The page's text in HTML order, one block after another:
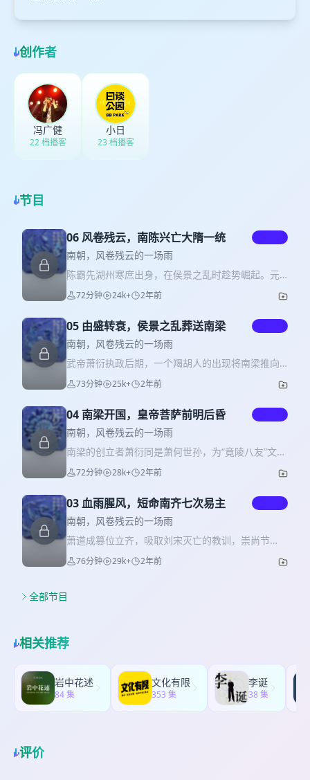
创作者
冯广健
22 档播客
小日
23 档播客
节目
06 风卷残云，南陈兴亡大隋一统
南朝，风卷残云的一场雨
陈霸先湖州寒庶出身，在侯景之乱时趁势崛起。元
帝萧绎死后，王僧辩屈事北齐，立萧渊明为帝，陈
霸先密谋杀王僧辩，废萧渊明后 拥立萧方智为帝。
平定各路叛乱后再逼萧方智禅位，陈霸先称帝，国
号陈，三年后病逝，传位于其弟陈蒨。后陈蒨将其
子陈伯宗托孤于陈顼，陈顼因权势日增遭到疑忌，
遂篡位，是为陈宣帝。 太建五年（573年），陈顼
派大将吴明彻北伐，大败齐军，收复合肥等地。太
建九年北周灭齐后，陈顼趁机再度派吴明彻领军北
危，后主陈叔宝继位。此时正值隋朝开国，杨坚命
杨广、杨俊伐陈。后主不以为然，整日不闻朝政、
骄奢淫逸。至隋军直指南下，后主仍偏听奸佞，军
将纷纷叛降。最后，携妃嫔藏于宫中枯井的陈叔宝
被擒，至此，南朝最后一朝陈覆灭，隋朝统一，南
72分钟 24k+ 2年前
05 由盛转衰，侯景之乱葬送南梁
南朝，风卷残云的一场雨
武帝萧衍执政后期，一个羯胡人的出现将南梁推向
了危亡，他便是侯景。侯景本为东魏高欢麾下将
领，高澄即位后意欲除之，侯景遂南下投梁。此时
东魏向萧梁求和，提出以人质萧渊明交换侯景。侯
景得知后一边据寿阳招兵备军，一边暗中联络萧衍
养子萧正德，于公元548年起兵叛乱。南梁防御松
懈，侯景突袭建康，双方僵持数月，直至台城内弹
尽粮绝、瘟疫横行。攻占台城后，侯景将武帝萧衍
生生饿死，又拥立太子萧纲为帝，逼其封自己为“宇
崛起、东西魏夹击，腹背受敌之时仍不忘登基自
立，国号大汉。最终侯景战败逃亡，被部下所杀，
尸骨被百姓乃至其妻溧阳公主分食殆尽。持续近四
年的侯景之乱严重破坏南方的经济文化，也给门阀
士族带来了毁灭性打击。后梁元帝萧绎投降西魏被
73分钟 25k+ 2年前
04 南梁开国，皇帝菩萨前明后昏
南朝，风卷残云的一场雨
南梁的创立者萧衍同是萧何世孙，为“竟陵八友”文人
之一，曾效力于萧鸾，因击退北魏树立了声望。恰
逢孝文帝去世北魏势弱，南齐朝中无人抗衡，萧衍
诛除萧宝卷、萧宝融，代齐建梁。 萧衍执政初期作
为不菲，在南北交战中派军大破北魏，取得南朝所
未有之大捷。以前朝为鉴，萧衍待骨肉宽纵，平衡
寒门良吏与门阀士族间的关系，勤政治贪、广纳谏
言、修订梁律。于文史，萧衍亲自讲学、主持编纂
《通史》，开南北史学之先河，且酷爱写诗，使得
72分钟 28k+ 2年前
03 血雨腥风，短命南齐七次易主
南朝，风卷残云的一场雨
萧道成篡位立齐，吸取刘宋灭亡的教训，崇尚节
俭、骨肉和睦，推行户籍改革，史称建元新政。其
子萧赜秉承先父遗志，勤俭执政，且与北魏交好。
废。 萧鸾称帝后，在位五年间几乎屠尽南齐同宗，
外俭内奢。其子萧宝卷脾性亦暴虐荒淫，即位后任
宠妃掌政，滥杀宗室重臣，最终落得众叛亲离的下
场，萧衍兵临城下之时仍在饮酒作乐。萧衍掌权
后，先立萧宝融为傀儡皇帝，不久后历史重演，萧
衍废萧宝融自立南梁。短短二十四年里，南齐皇位
76分钟 29k+ 2年前
全部节目
相关推荐
岩中花述
84 集
文化有限
353 集
李诞
38 集
评价